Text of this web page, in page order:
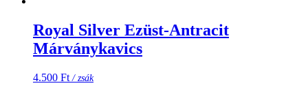
Royal Silver Ezüst-Antracit
Márványkavics
4.500 Ft / zsák